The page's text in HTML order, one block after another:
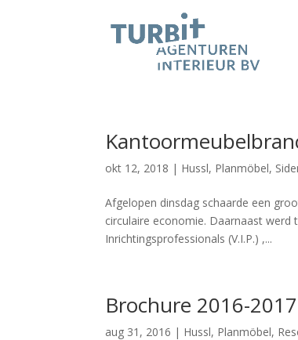
okt 12, 2018 | Hussl, Planmöbel,
Afgelopen dinsdag schaarde een
circulaire economie. Daarnaast werd
Inrichtingsprofessionals (V.I.P.) ,...
Brochure 2016-2017
aug 31, 2016 | Hussl, Planmöbel,